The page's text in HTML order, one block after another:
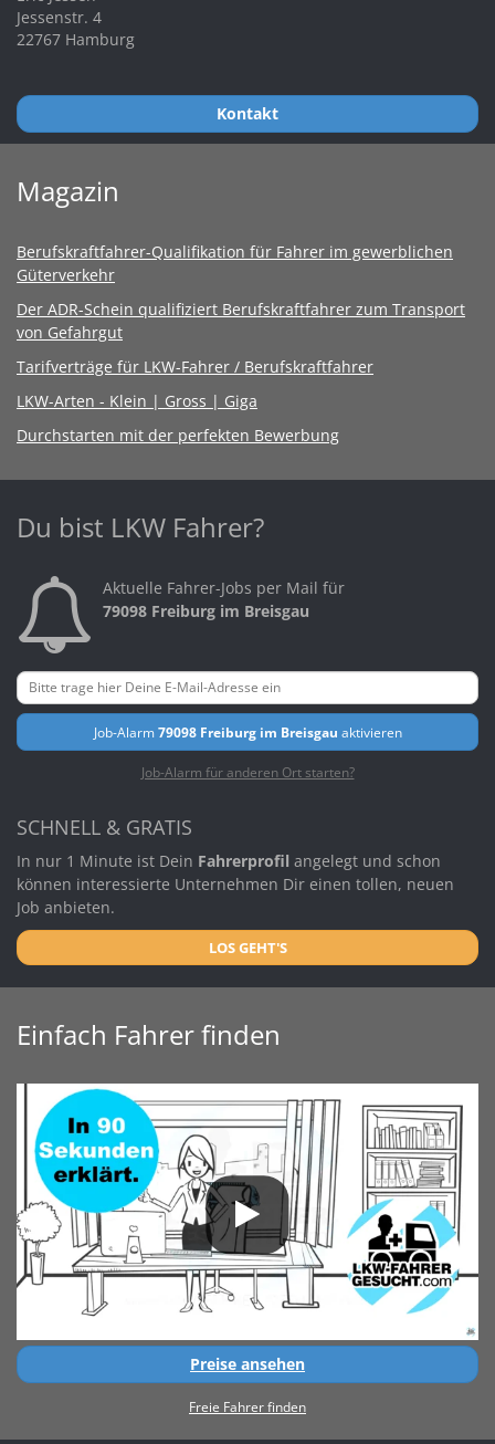
Jessenstr. 4
22767 Hamburg
Kontakt
Magazin
Berufskraftfahrer-Qualifikation für Fahrer im gewerblichen
Güterverkehr
Der ADR-Schein qualifiziert Berufskraftfahrer zum Transport
von Gefahrgut
Tarifverträge für LKW-Fahrer / Berufskraftfahrer
LKW-Arten - Klein | Gross | Giga
Durchstarten mit der perfekten Bewerbung
Du bist LKW Fahrer?
Aktuelle Fahrer-Jobs per Mail für
79098 Freiburg im Breisgau
Job-Alarm79098 Freiburg im Breisgau aktivieren
Job-Alarm für anderen Ort starten?
SCHNELL & GRATIS
In nur 1 Minute ist Dein Fahrerprofil angelegt und schon
können interessierte Unternehmen Dir einen tollen, neuen
Job anbieten.
LOS GEHT'S
Einfach Fahrer finden
Preise ansehen
Freie Fahrer finden